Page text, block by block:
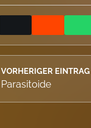
VORHERIGER EINTRAG
Parasitoide